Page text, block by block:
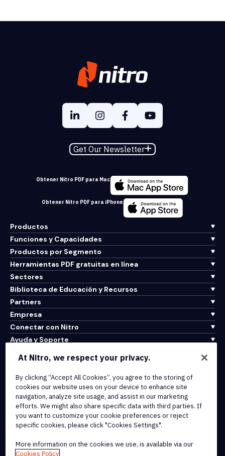
Get Our Newsletter
Obtener Nitro PDF para Mac
Obtener Nitro PDF para iPhone
Productos
Funciones y Capacidades
Productos por Segmento
Herramientas PDF gratuitas en línea
Sectores
Biblioteca de Educación y Recursos
Partners
Empresa
Conectar con Nitro
Ayuda y Soporte
Terms of Service
Cookie Policy
Copyright Policy
All Terms & Policies
At Nitro, we respect your privacy.
By clicking “Accept All Cookies”, you agree to the storing of
cookies our website uses on your device to enhance site
navigation, analyze site usage, and assist in our marketing
efforts. We might also share specific data with third parties. If
you want to customize your cookie preferences or reject
specific cookies, please click "Cookies Settings".
More information on the cookies we use, is available via our
Cookies Policy